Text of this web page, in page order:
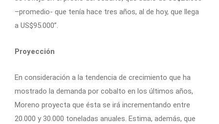
–promedio- que tenía hace tres años, al de hoy, que llega
a US$95.000”.
Proyección
En consideración a la tendencia de crecimiento que ha
mostrado la demanda por cobalto en los últimos años,
Moreno proyecta que ésta se irá incrementando entre
20.000 y 30.000 toneladas anuales. Estima, además, que